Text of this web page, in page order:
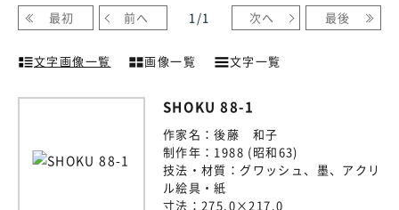
最初 前へ 1 /1 次へ 最後
文字画像一覧 画像一覧 文字一覧
SHOKU 88-1
作家名：後藤 和子
制作年： 1988 (昭和63)
技法・材質： グワッシュ、墨、アクリ
ル絵具・紙
寸法： 275.0×217.0